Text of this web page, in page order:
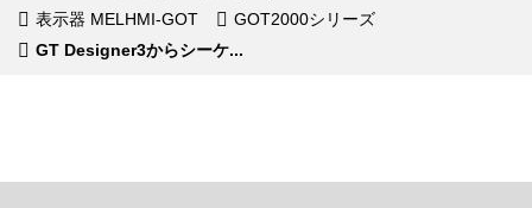
表示器 MELHMI-GOT
GOT2000シリーズ
GT Designer3からシーケ...